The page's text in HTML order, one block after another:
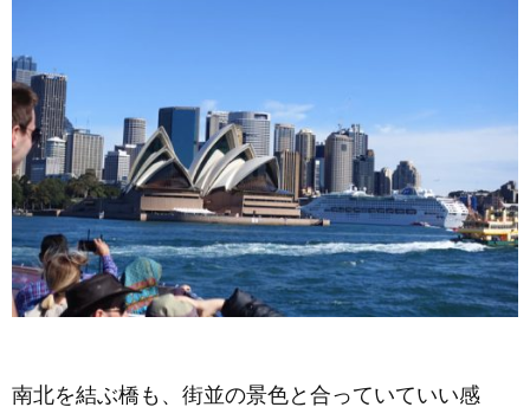
南北を結ぶ橋も、街並の景色と合っていていい感